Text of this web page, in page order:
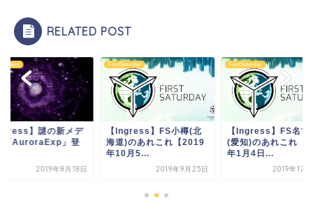
RELATED POST
Event
】謎の新メデ
「AuroraExp」登
2019年8月18日
FirstSaturday
【Ingress】FS小樽(北
海道)のあれこれ【2019
年10月5...
2019年9月25日
FirstSaturday
【Ingress】FS名古
(愛知)のあれこれ【
年1月4日...
2019年12